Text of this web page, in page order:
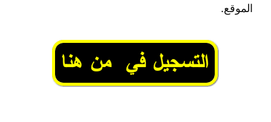
الموقع.